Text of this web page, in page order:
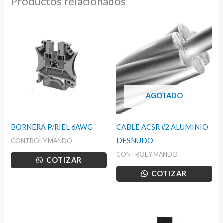
BORNERA P/RIEL 6AWG
CONTROL Y MANDO
COTIZAR
AGOTADO
CABLE ACSR #2 ALUMINIO
DESNUDO
CONTROL Y MANDO
COTIZAR